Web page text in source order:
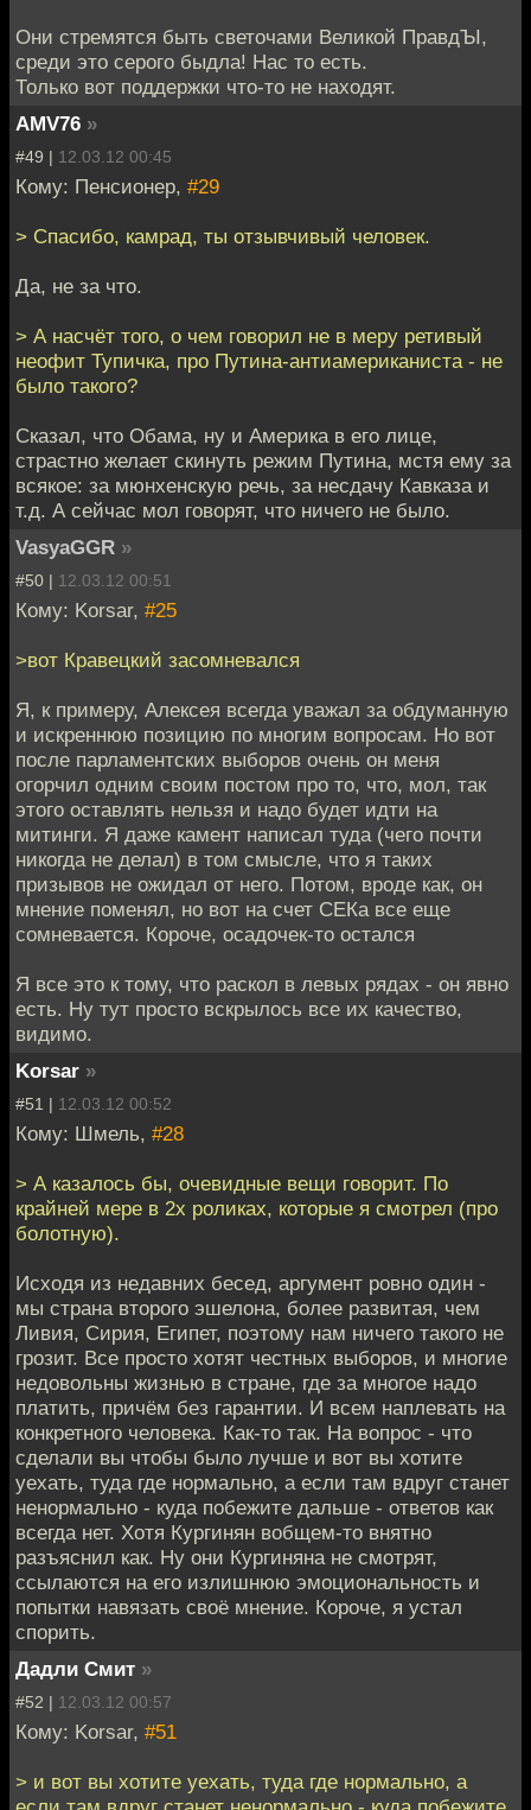
Они стремятся быть светочами Великой ПравдЪI,
среди это серого быдла! Нас то есть.
Только вот поддержки что-то не находят.
AMV76 »
#49 | 12.03.12 00:45
Кому: Пенсионер, #29
> Спасибо, камрад, ты отзывчивый человек.
Да, не за что.
> А насчёт того, о чем говорил не в меру ретивый
неофит Тупичка, про Путина-антиамериканиста - не
было такого?
Сказал, что Обама, ну и Америка в его лице,
страстно желает скинуть режим Путина, мстя ему за
всякое: за мюнхенскую речь, за несдачу Кавказа и
т.д. А сейчас мол говорят, что ничего не было.
VasyaGGR »
#50 | 12.03.12 00:51
Кому: Korsar, #25
>вот Кравецкий засомневался
Я, к примеру, Алексея всегда уважал за обдуманную
и искреннюю позицию по многим вопросам. Но вот
после парламентских выборов очень он меня
огорчил одним своим постом про то, что, мол, так
этого оставлять нельзя и надо будет идти на
митинги. Я даже камент написал туда (чего почти
никогда не делал) в том смысле, что я таких
призывов не ожидал от него. Потом, вроде как, он
мнение поменял, но вот на счет СЕКа все еще
сомневается. Короче, осадочек-то остался
Я все это к тому, что раскол в левых рядах - он явно
есть. Ну тут просто вскрылось все их качество,
видимо.
Korsar »
#51 | 12.03.12 00:52
Кому: Шмель, #28
> А казалось бы, очевидные вещи говорит. По
крайней мере в 2х роликах, которые я смотрел (про
болотную).
Исходя из недавних бесед, аргумент ровно один -
мы страна второго эшелона, более развитая, чем
Ливия, Сирия, Египет, поэтому нам ничего такого не
грозит. Все просто хотят честных выборов, и многие
недовольны жизнью в стране, где за многое надо
платить, причём без гарантии. И всем наплевать на
конкретного человека. Как-то так. На вопрос - что
сделали вы чтобы было лучше и вот вы хотите
уехать, туда где нормально, а если там вдруг станет
ненормально - куда побежите дальше - ответов как
всегда нет. Хотя Кургинян вобщем-то внятно
разъяснил как. Ну они Кургиняна не смотрят,
ссылаются на его излишнюю эмоциональность и
попытки навязать своё мнение. Короче, я устал
спорить.
Дадли Смит »
#52 | 12.03.12 00:57
Кому: Korsar, #51
> и вот вы хотите уехать, туда где нормально, а